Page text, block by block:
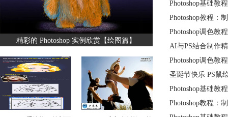
精彩的 Photoshop 实例欣赏【绘图篇】
Photoshop基础教
Photoshop教程：
Photoshop调色教
AI与PS结合制作
Photoshop调色教
圣诞节快乐 PS鼠
Photoshop基础教
Photoshop教程：